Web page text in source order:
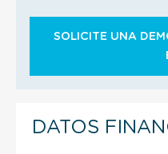
SOLICITE UNA
DATOS